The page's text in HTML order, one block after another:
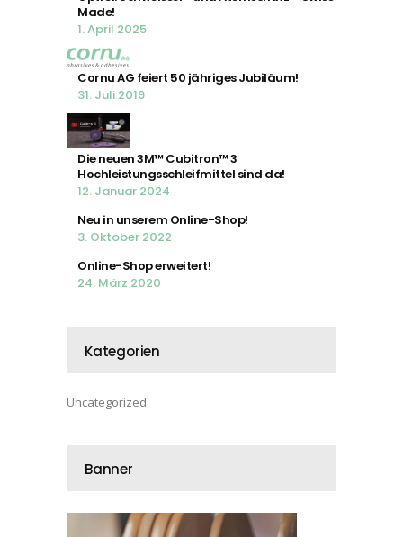
Made!
1. April 2025
Cornu AG feiert 50 jähriges Jubiläum!
31. Juli 2019
Die neuen 3M™ Cubitron™ 3
Hochleistungsschleifmittel sind da!
12. Januar 2024
Neu in unserem Online-Shop!
3. Oktober 2022
Online-Shop erweitert!
24. März 2020
Kategorien
Uncategorized
Banner